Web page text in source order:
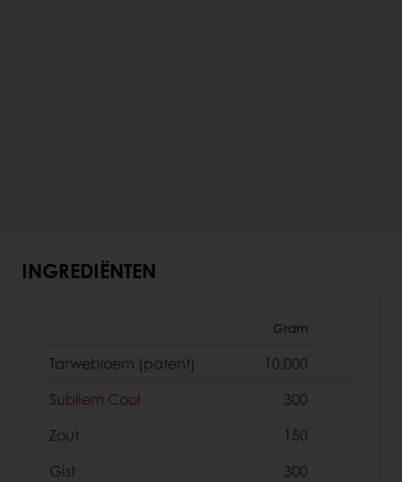
INGREDIËNTEN
Gram
Tarwebloem (patent)
10.000
Subliem Cool
300
Zout
150
Gist
300